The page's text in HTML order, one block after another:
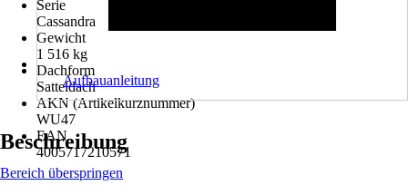
Serie
Cassandra
Gewicht
1 516 kg
Dachform
Satteldach
AKN (Artikelkurznummer)
WU47
EAN
4005717210571
Aufbauanleitung
Beschreibung
Bereich überspringen